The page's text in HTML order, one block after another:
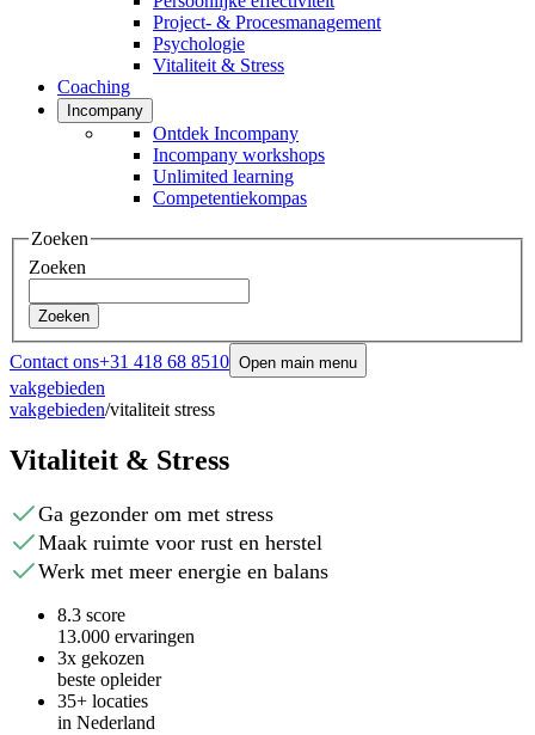
Project- & Procesmanagement
Psychologie
Vitaliteit & Stress
Coaching
Incompany
Ontdek Incompany
Incompany workshops
Unlimited learning
Competentiekompas
Zoeken
Zoeken
Zoeken
Contact ons+31 418 68 8510 Open main menu
vakgebieden
vakgebieden/vitaliteit stress
Vitaliteit & Stress
Ga gezonder om met stress
Maak ruimte voor rust en herstel
Werk met meer energie en balans
8.3 score
13.000 ervaringen
3x gekozen
beste opleider
35+ locaties
in Nederland